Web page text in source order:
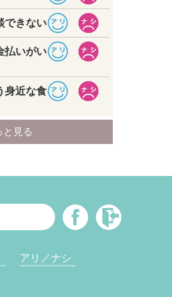
アリ／ナシ